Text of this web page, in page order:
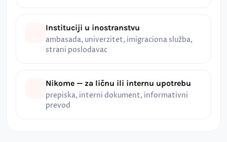
Instituciji u inostranstvu
ambasada, univerzitet, imigraciona služba,
strani poslodavac
Nikome — za ličnu ili internu upotrebu
prepiska, interni dokument, informativni
prevod